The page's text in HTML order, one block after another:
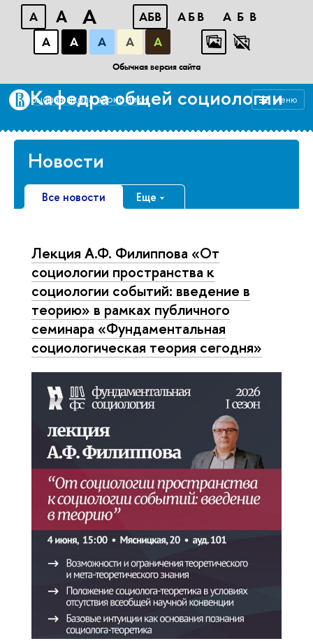
A A A АБB АБB
АБB
А
А А А А
Обычная версия сайта
Меню
Высшая школа экономики
Департамент социологии
Кафедра общей социологии
Новости
Все новости Еще
Лекция А.Ф. Филиппова «От
социологии пространства к
социологии событий: введение в
теорию» в рамках публичного
семинара «Фундаментальная
социологическая теория сегодня»